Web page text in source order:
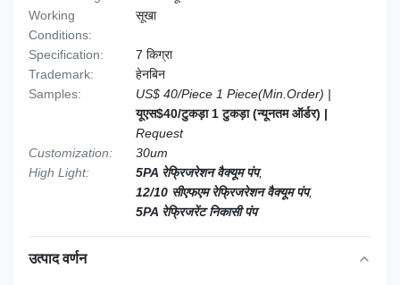
Working
Conditions:
सूखा
Specification:
7 किग्रा
Trademark:
हेनबिन
Samples:
US$ 40/Piece 1 Piece(Min.Order) |
यूएस$40/टुकड़ा 1 टुकड़ा (न्यूनतम ऑर्डर) |
Request
Customization:
30um
High Light:
5PA रेफ्रिजरेशन वैक्यूम पंप,
12/10 सीएफएम रेफ्रिजरेशन वैक्यूम पंप,
5PA रेफ्रिजरेंट निकासी पंप
उत्पाद वर्णन